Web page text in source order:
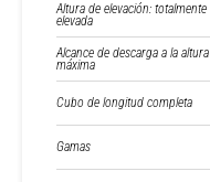
Altura de elevación: totalmente
elevada
Alcance de descarga a la altura
máxima
Cubo de longitud completa
Gamas